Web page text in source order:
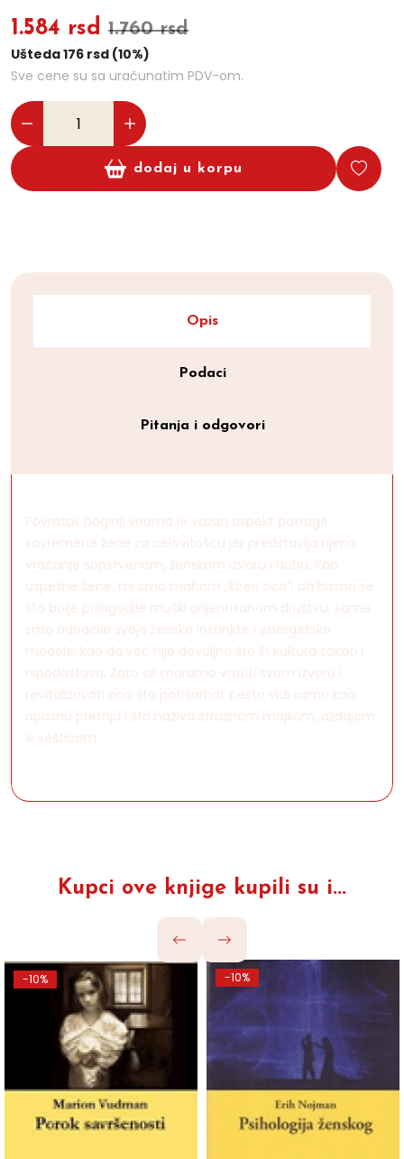
1.584 rsd 1.760 rsd
Ušteda 176 rsd (10%)
Sve cene su sa uračunatim PDV-om.
dodaj u korpu
Opis
Podaci
Pitanja i odgovori
Povratak boginji veoma je važan aspekt potrage
savremene žene za celovitošću jer predstavlja njeno
vraćanje sopstvenom, ženskom izvoru i duhu. Kao
uspešne žene, mi smo mahom „kćeri oca”: da bismo se
što bolje prilagodile muški orijentisanom društvu, same
smo odbacile svoje ženske instinkte i energetske
modele, kao da već nije dovoljno što ih kultura sakati i
nipodaštava. Zato se moramo vratiti svom izvoru i
revitalizovati ono što patrijarhat često vidi samo kao
opasnu pretnju i što naziva strašnom majkom, aždajom
ili vešticom.
Kupci ove knjige kupili su i...
-10% -10%